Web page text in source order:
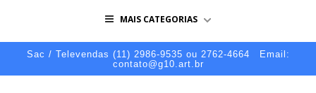
MAIS CATEGORIAS
Sac / Televendas (11) 2986-9535 ou 2762-4664
Email:
contato@g10.art.br